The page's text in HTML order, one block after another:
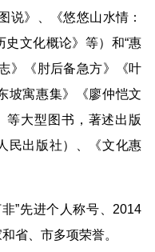
说》、《悠悠山水情：
文化概论》等）和“惠
》《肘后备急方》《叶
坡寓惠集》《廖仲恺文
等大型图书，著述出版
民出版社）、《文化惠
”先进个人称号、2014
省、市多项荣誉。